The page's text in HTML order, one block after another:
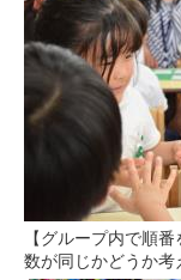
【グループ内で順
数が同じかどうか考